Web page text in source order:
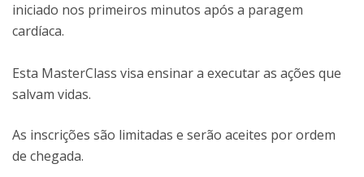
iniciado nos primeiros minutos após a paragem
cardíaca.
Esta MasterClass visa ensinar a executar as ações que
salvam vidas.
As inscrições são limitadas e serão aceites por ordem
de chegada.